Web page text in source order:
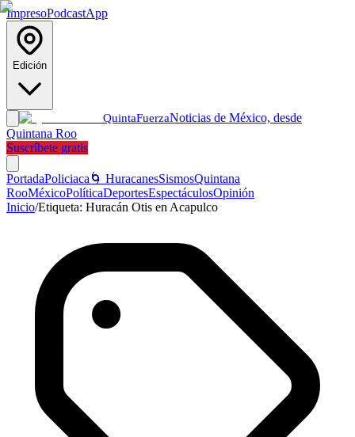
ImpresoPodcastApp
Edición
QuintaFuerzaNoticias de México, desde
Quintana Roo
Suscríbete gratis
PortadaPoliciaca 🌀 HuracanesSismosQuintana
RooMéxicoPolíticaDeportesEspectáculosOpinión
Inicio/Etiqueta: Huracán Otis en Acapulco